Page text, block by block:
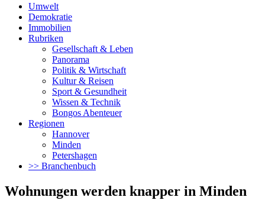
Umwelt
Demokratie
Immobilien
Rubriken
Gesellschaft & Leben
Panorama
Politik & Wirtschaft
Kultur & Reisen
Sport & Gesundheit
Wissen & Technik
Bongos Abenteuer
Regionen
Hannover
Minden
Petershagen
>> Branchenbuch
Wohnungen werden knapper in Minden